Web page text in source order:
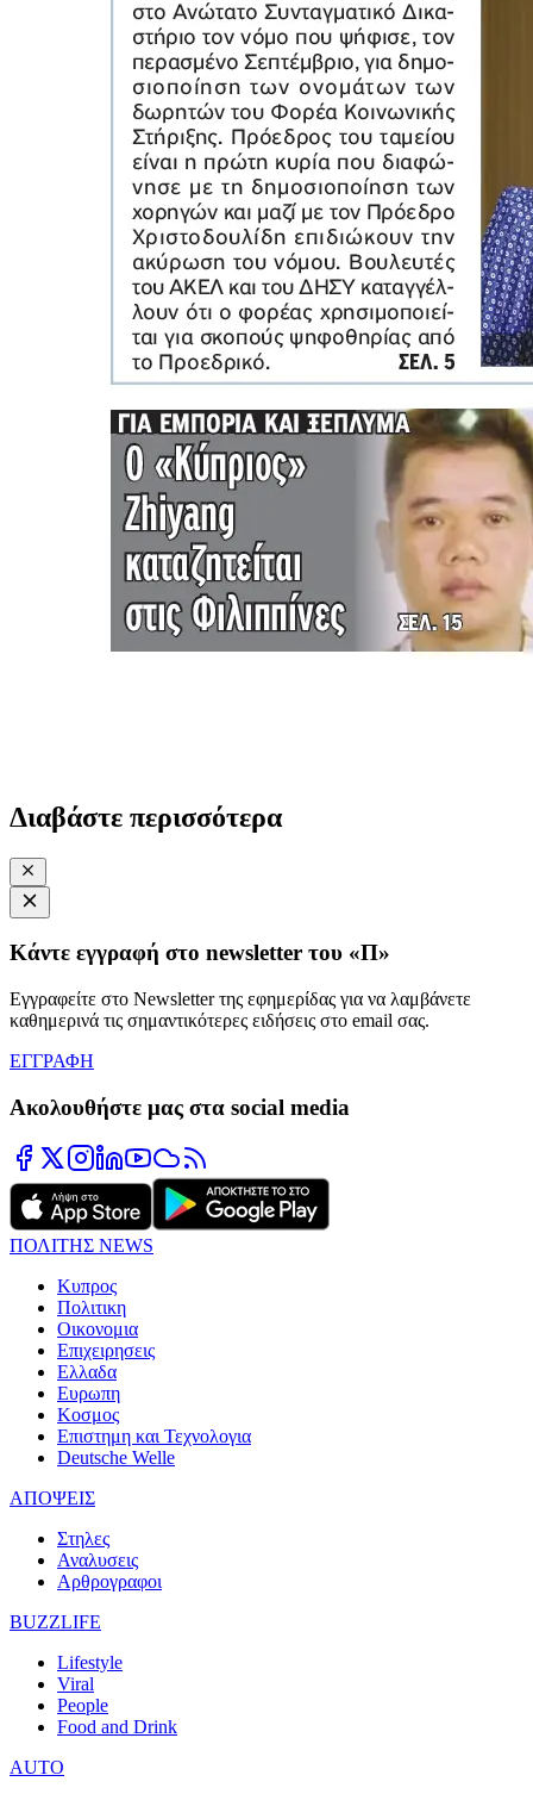
Διαβάστε περισσότερα
Κάντε εγγραφή στο newsletter του «Π»
Εγγραφείτε στο Newsletter της εφημερίδας για να λαμβάνετε
καθημερινά τις σημαντικότερες ειδήσεις στο email σας.
ΕΓΓΡΑΦΗ
Ακολουθήστε μας στα social media
ΠΟΛΙΤΗΣ NEWS
Κυπρος
Πολιτικη
Οικονομια
Επιχειρησεις
Ελλαδα
Ευρωπη
Κοσμος
Επιστημη και Τεχνολογια
Deutsche Welle
ΑΠΟΨΕΙΣ
Στηλες
Αναλυσεις
Αρθρογραφοι
BUZZLIFE
Lifestyle
Viral
People
Food and Drink
AUTO